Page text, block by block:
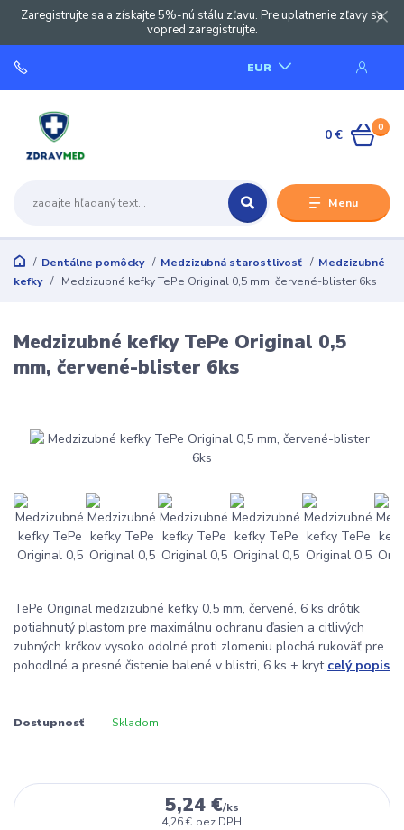
Zaregistrujte sa a získajte 5%-nú stálu zľavu. Pre uplatnenie zľavy sa
vopred zaregistrujte.
Menu
EUR
0
0 €
Dentálne pomôcky Medzizubná starostlivosť
Medzizubné
kefky
Medzizubné kefky TePe Original 0,5 mm, červené-blister 6ks
Medzizubné kefky TePe Original 0,5
mm, červené-blister 6ks
TePe Original medzizubné kefky 0,5 mm, červené, 6 ks drôtik
potiahnutý plastom pre maximálnu ochranu ďasien a citlivých
zubných krčkov vysoko odolné proti zlomeniu plochá rukoväť pre
pohodlné a presné čistenie balené v blistri, 6 ks + kryt celý popis
Dostupnosť Skladom
5,24 €/ks
4,26 € bez DPH